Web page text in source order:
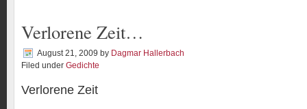
Verlorene Zeit…
August 21, 2009 by Dagmar Hallerbach
Filed under Gedichte
Verlorene Zeit